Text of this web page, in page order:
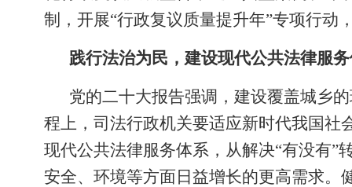
制，开展“行政复议质量提升年”专项行动
践行法治为民，建设现代公共法律服
党的二十大报告强调，建设覆盖城乡
程上，司法行政机关要适应新时代我国社
现代公共法律服务体系，从解决“有没有”
安全、环境等方面日益增长的更高需求。